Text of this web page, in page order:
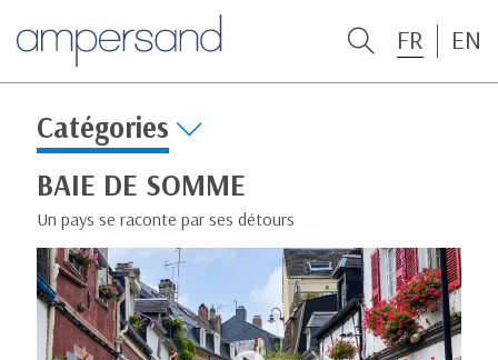
FR EN
Catégories
BAIE DE SOMME
Un pays se raconte par ses détours